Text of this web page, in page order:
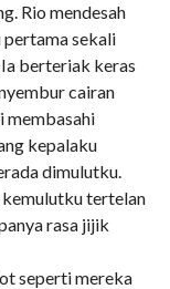
Rio mendesah
pertama sekali
berteriak keras
cairan
membasahi
kepalaku
dimulutku.
kemulutku tertelan
rasa jijik
seperti mereka